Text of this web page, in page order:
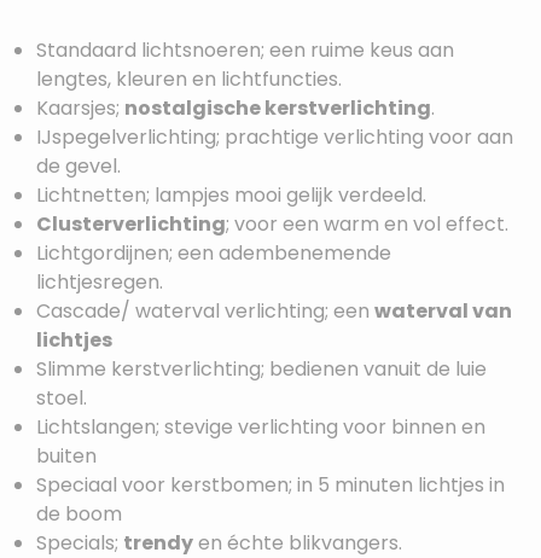
Standaard lichtsnoeren; een ruime keus aan
lengtes, kleuren en lichtfuncties.
Kaarsjes; nostalgische kerstverlichting.
IJspegelverlichting; prachtige verlichting voor aan
de gevel.
Lichtnetten; lampjes mooi gelijk verdeeld.
Clusterverlichting; voor een warm en vol effect.
Lichtgordijnen; een adembenemende
lichtjesregen.
Cascade/ waterval verlichting; een waterval van
lichtjes
Slimme kerstverlichting; bedienen vanuit de luie
stoel.
Lichtslangen; stevige verlichting voor binnen en
buiten
Speciaal voor kerstbomen; in 5 minuten lichtjes in
de boom
Specials; trendyen échte blikvangers.